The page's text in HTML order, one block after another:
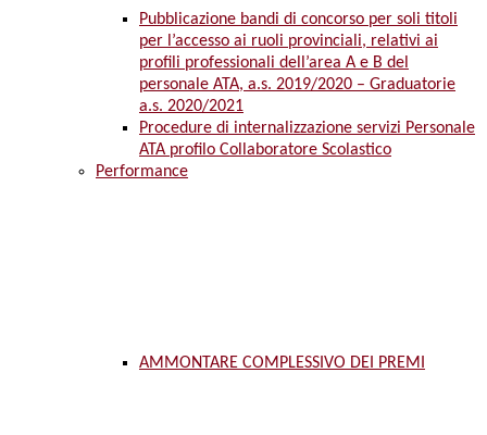
Pubblicazione bandi di concorso per soli titoli
per l’accesso ai ruoli provinciali, relativi ai
profili professionali dell’area A e B del
personale ATA, a.s. 2019/2020 – Graduatorie
a.s. 2020/2021
Procedure di internalizzazione servizi Personale
ATA profilo Collaboratore Scolastico
Performance
AMMONTARE COMPLESSIVO DEI PREMI